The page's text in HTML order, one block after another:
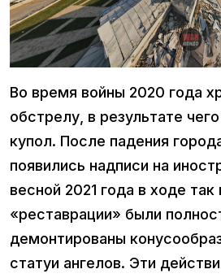
Во время войны 2020 года
обстрелу, в результате
купол. После падения
появились надписи на
весной 2021 года в ходе
«реставрации» были
демонтированы
статуи ангелов. Эти